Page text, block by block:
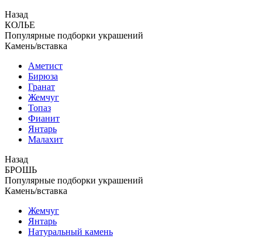
Назад
КОЛЬЕ
Популярные подборки украшений
Камень/вставка
Аметист
Бирюза
Гранат
Жемчуг
Топаз
Фианит
Янтарь
Малахит
Назад
БРОШЬ
Популярные подборки украшений
Камень/вставка
Жемчуг
Янтарь
Натуральный камень